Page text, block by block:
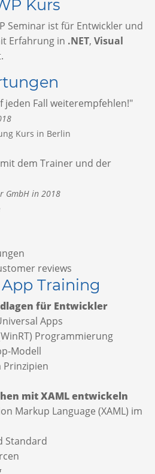
Kurs
Seminar ist für Entwickler und
Erfahrung in .NET, Visual
jeden Fall weiterempfehlen!"
Kurs in Berlin
dem Trainer und der
GmbH in 2018
reviews
Training
für Entwickler
Apps
Programmierung
Modell
Prinzipien
mit XAML entwickeln
Markup Language (XAML) im
Standard